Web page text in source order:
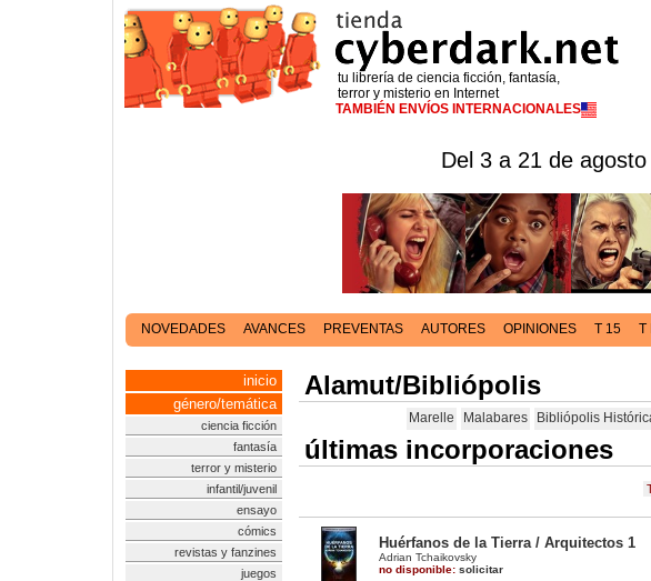
tu librería de ciencia ficción, fantasía,
terror y misterio en Internet
TAMBIÉN ENVÍOS INTERNACIONALES
Del 3 a 21 de
NOVEDADES AVANCES PREVENTAS AUTORES OPINIONES T 15 T
inicio
género/temática
ciencia ficción
fantasía
terror y misterio
infantil/juvenil
ensayo
cómics
revistas y fanzines
juegos
Alamut/Bibliópolis
Bibliópolis
Malabares
Marelle
últimas incorporaciones
Huérfanos de la Tierra / Arquitectos 1
Adrian Tchaikovsky
no disponible: solicitar